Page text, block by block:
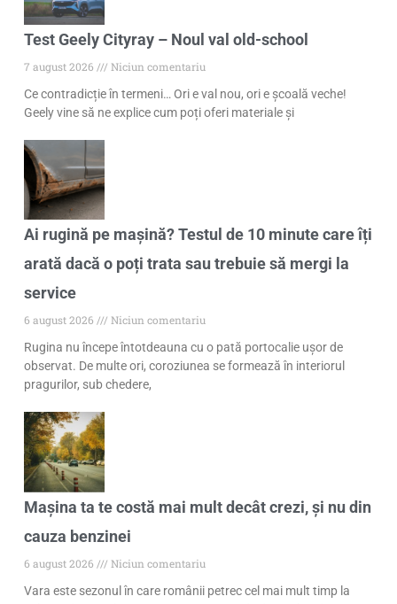
Test Geely Cityray – Noul val old-school
7 august 2026
Niciun comentariu
Ce contradicție în termeni… Ori e val nou, ori e școală veche!
Geely vine să ne explice cum poți oferi materiale și
Ai rugină pe mașină? Testul de 10 minute care îți
arată dacă o poți trata sau trebuie să mergi la
service
6 august 2026
Niciun comentariu
Rugina nu începe întotdeauna cu o pată portocalie ușor de
observat. De multe ori, coroziunea se formează în interiorul
pragurilor, sub chedere,
Mașina ta te costă mai mult decât crezi, și nu din
cauza benzinei
6 august 2026
Niciun comentariu
Vara este sezonul în care românii petrec cel mai mult timp la